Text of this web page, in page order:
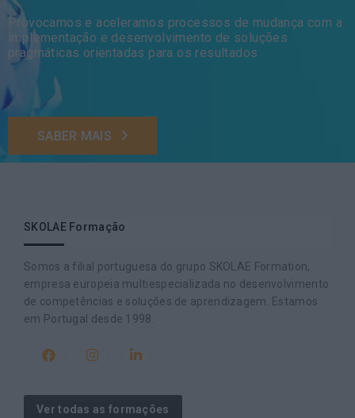
Provocamos e aceleramos processos de mudança com a
implementação e desenvolvimento de soluções
pragmáticas orientadas para os resultados
SABER MAIS
SKOLAE Formação
Somos a filial portuguesa do grupo SKOLAE Formation,
empresa europeia multiespecializada no desenvolvimento
de competências e soluções de aprendizagem. Estamos
em Portugal desde 1998.
Ver todas as formações